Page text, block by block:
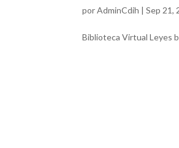
porAdminCdih |Sep 21,
Biblioteca Virtual Leyes